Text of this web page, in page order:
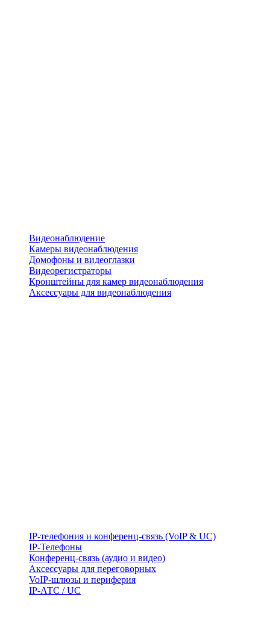
Видеонаблюдение
Камеры видеонаблюдения
Домофоны и видеоглазки
Видеорегистраторы
Кронштейны для камер видеонаблюдения
Аксессуары для видеонаблюдения
IP-телефония и конференц-связь (VoIP & UC)
IP-Телефоны
Конференц-связь (аудио и видео)
Аксессуары для переговорных
VoIP-шлюзы и периферия
IP-АТС / UC